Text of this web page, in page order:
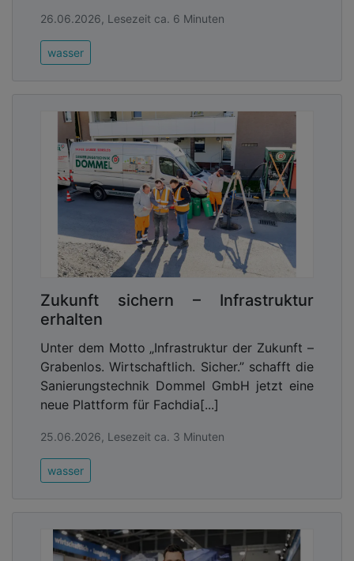
26.06.2026, Lesezeit ca. 6 Minuten
wasser
Zukunft sichern – Infrastruktur
erhalten
Unter dem Motto „Infrastruktur der Zukunft –
Grabenlos. Wirtschaftlich. Sicher.” schafft die
Sanierungstechnik Dommel GmbH jetzt eine
neue Plattform für Fachdia[...]
25.06.2026, Lesezeit ca. 3 Minuten
wasser